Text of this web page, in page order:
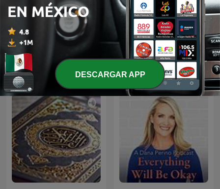
Audiolibros y relatos Fresh Air
Más podcasts internacionales de Arte
DESCARGAR APP